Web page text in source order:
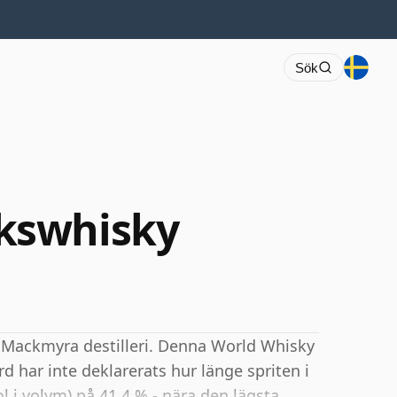
Sök
destilleri. Denna World Whisky
har inte deklarerats hur länge spriten i